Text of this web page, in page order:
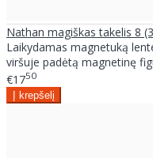
Nathan magiškas takelis 8
Laikydamas magnetuką
viršuje padėtą magnetinę
€1750